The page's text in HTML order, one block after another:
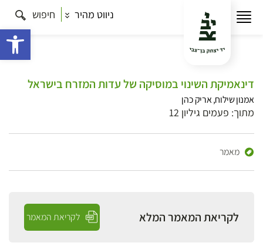
ניווט מהיר חיפוש
דינאמיקת השינוי במוסיקה של עדות המזרח בישראל
אמנון שילוח, אריק כהן
מתוך: פעמים גיליון 12
מאמר
לקריאת המאמר המלא לקריאת המאמר